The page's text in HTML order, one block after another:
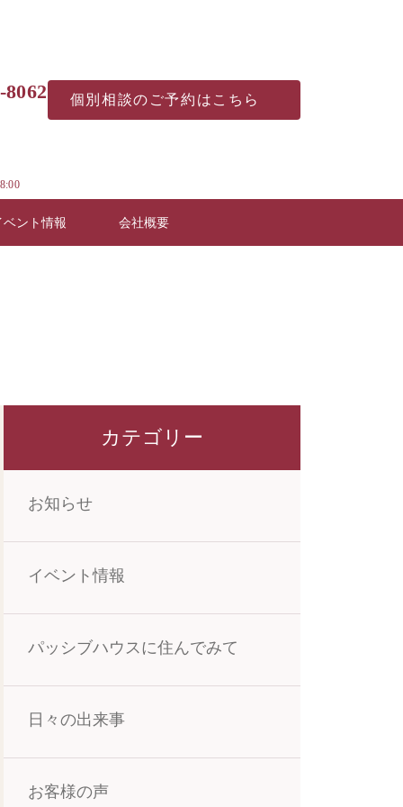
8062 個別相談の ご予約はこちら
ベント情報 会社概要
カテゴリー
お知らせ
イベント情報
パッシブハウスに住んでみて
日々の出来事
お客様の声